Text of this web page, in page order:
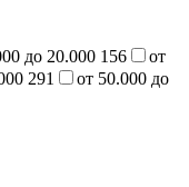
до 20.000 156
от
291
от 50.000 до